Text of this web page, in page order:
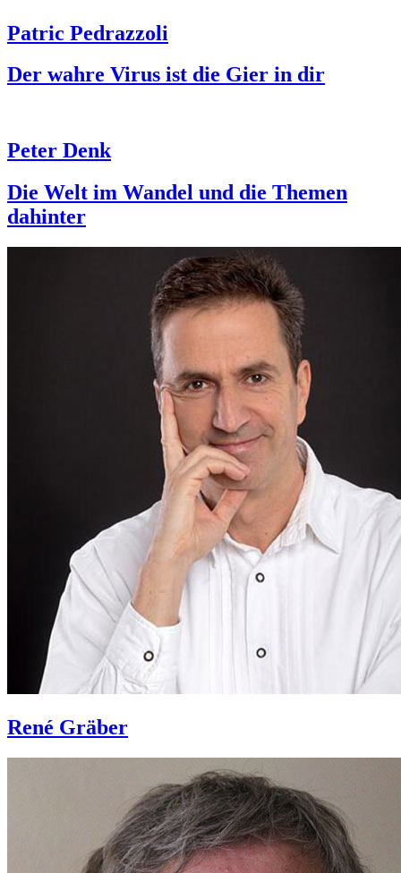
Patric Pedrazzoli
Der wahre Virus ist die Gier in dir
Peter Denk
Die Welt im Wandel und die Themen
dahinter
René Gräber